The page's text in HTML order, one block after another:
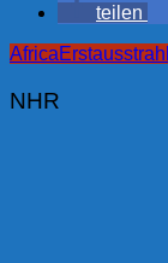
teilen
Africa
NHR